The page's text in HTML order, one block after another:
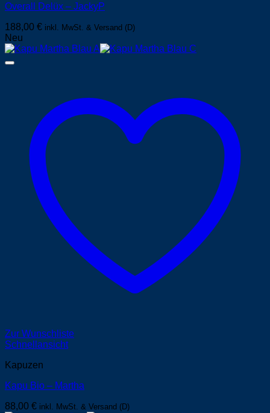
Overall Delüx – JackyP
188,00 € inkl. MwSt. & Versand (D)
Neu
Zur Wunschliste
Schnellansicht
Kapuzen
Kapu Bio – Martha
88,00 € inkl. MwSt. & Versand (D)